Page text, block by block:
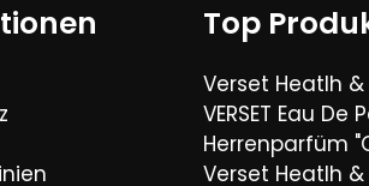
Top
Verset Heatlh
VERSET Eau De
Herrenparfüm
Verset Heatlh